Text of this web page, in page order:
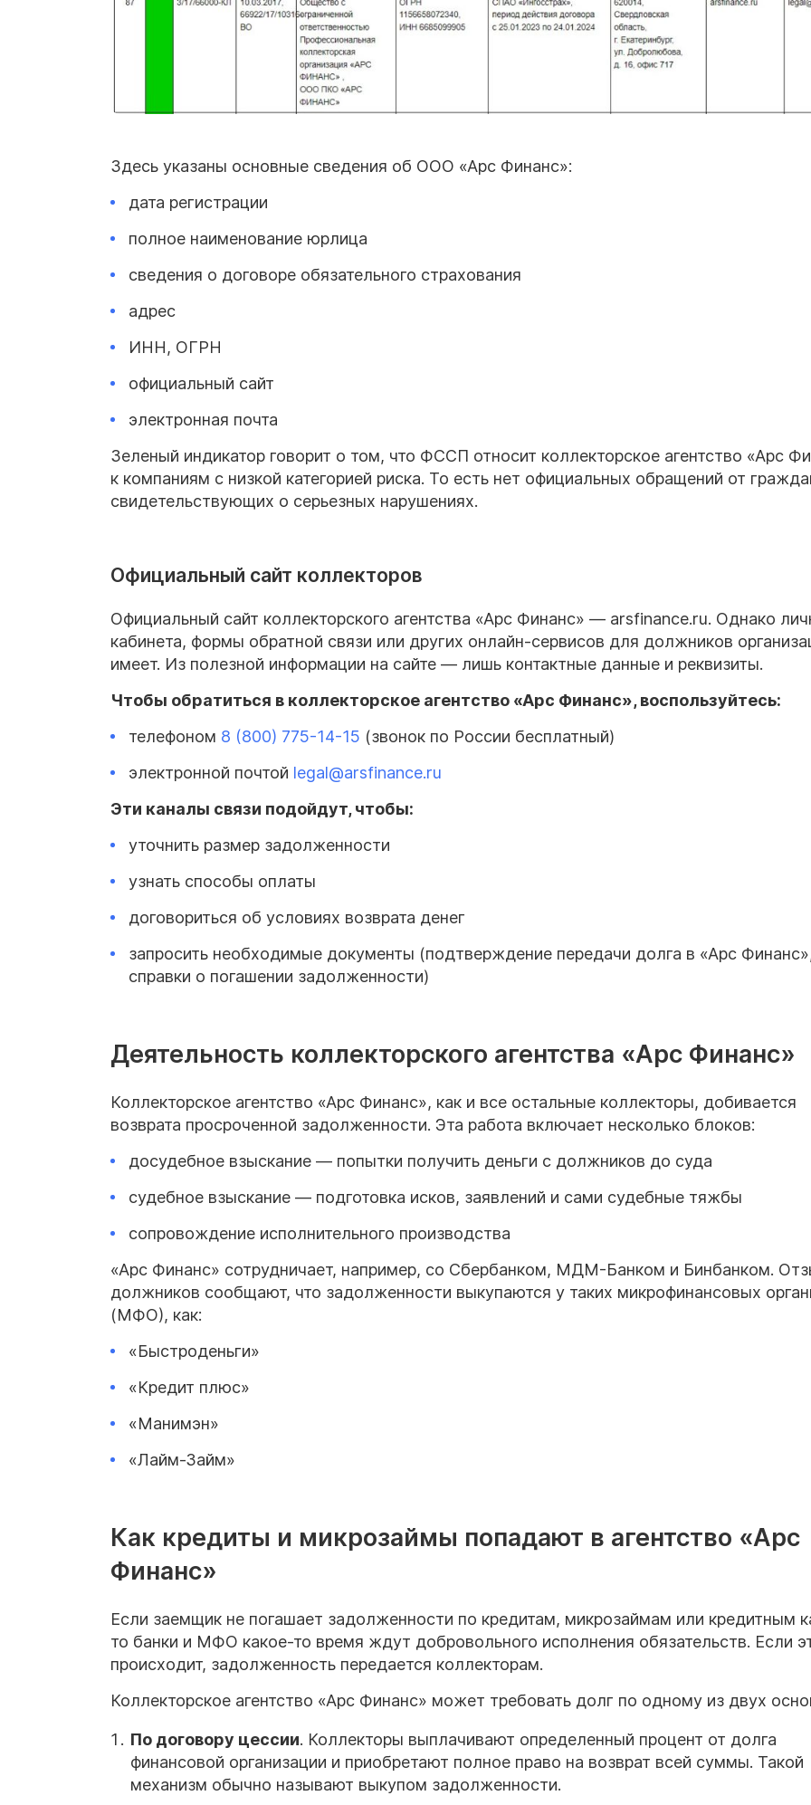
Здесь указаны основные сведения об ООО «Арс Финанс»:
дата регистрации
полное наименование юрлица
сведения о договоре обязательного страхования
адрес
ИНН, ОГРН
официальный сайт
электронная почта
Зеленый индикатор говорит о том, что ФССП относит коллекторское агентство «Арс
к компаниям с низкой категорией риска. То есть нет официальных обращений от
свидетельствующих о серьезных нарушениях.
Официальный сайт коллекторов
Официальный сайт коллекторского агентства «Арс Финанс» — arsfinance.ru. Однако
кабинета, формы обратной связи или других онлайн-сервисов для должников
имеет. Из полезной информации на сайте — лишь контактные данные и реквизиты.
Чтобы обратиться в коллекторское агентство «Арс Финанс», воспользуйтесь:
телефоном 8 (800) 775-14-15 (звонок по России бесплатный)
электронной почтой legal@arsfinance.ru
Эти каналы связи подойдут, чтобы:
уточнить размер задолженности
узнать способы оплаты
договориться об условиях возврата денег
запросить необходимые документы (подтверждение передачи долга в «Арс
справки о погашении задолженности)
Деятельность коллекторского агентства «Арс Финанс»
Коллекторское агентство «Арс Финанс», как и все остальные коллекторы, добивается
возврата просроченной задолженности. Эта работа включает несколько блоков:
досудебное взыскание — попытки получить деньги с должников до суда
судебное взыскание — подготовка исков, заявлений и сами судебные тяжбы
сопровождение исполнительного производства
«Арс Финанс» сотрудничает, например, со Сбербанком, МДМ-Банком и Бинбанком.
должников сообщают, что задолженности выкупаются у таких микрофинансовых
(МФО), как:
«Быстроденьги»
«Кредит плюс»
«Манимэн»
«Лайм-Займ»
Как кредиты и микрозаймы попадают в агентство «Арс
Финанс»
Если заемщик не погашает задолженности по кредитам, микрозаймам или кредитным
то банки и МФО какое-то время ждут добровольного исполнения обязательств. Если
происходит, задолженность передается коллекторам.
Коллекторское агентство «Арс Финанс» может требовать долг по одному из двух
По договору цессии. Коллекторы выплачивают определенный процент от долга
финансовой организации и приобретают полное право на возврат всей суммы. Такой
механизм обычно называют выкупом задолженности.